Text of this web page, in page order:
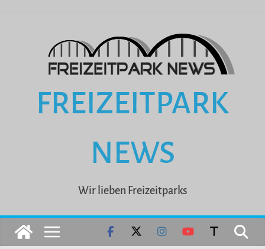
FREIZEITPARK
NEWS
Wir lieben Freizeitparks